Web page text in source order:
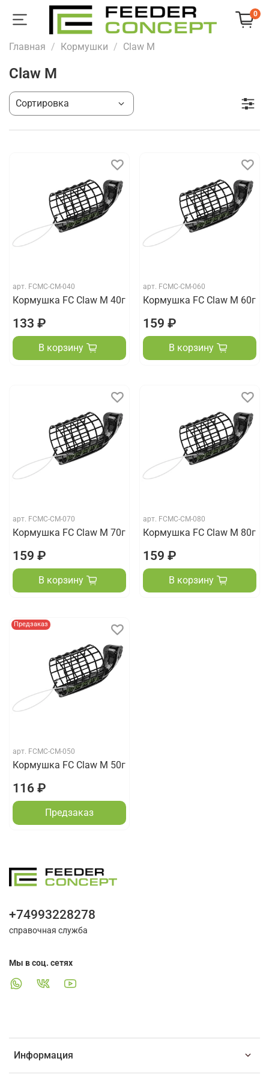
0
Главная Кормушки Claw M
Claw M
арт. FCMC-CM-040
Кормушка FC Claw M 40г
133 ₽
В корзину
арт. FCMC-CM-060
Кормушка FC Claw M 60г
159 ₽
В корзину
арт. FCMC-CM-070
Кормушка FC Claw M 70г
159 ₽
В корзину
арт. FCMC-CM-080
Кормушка FC Claw M 80г
159 ₽
В корзину
Предзаказ
арт. FCMC-CM-050
Кормушка FC Claw M 50г
116 ₽
Предзаказ
Информация
+74993228278
справочная служба
Мы в соц. сетях